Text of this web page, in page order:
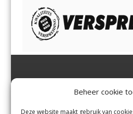
Beheer cookie
Deze website maakt gebruik van
Margadantstraat 34
0255-533900
Zuid,